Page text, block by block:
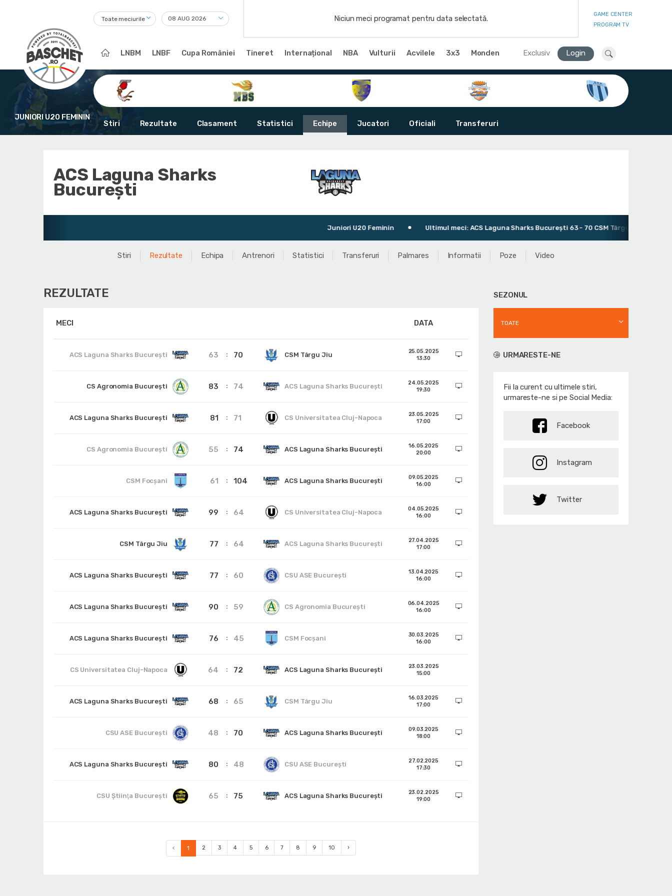
Toate meciurile Niciun meci programat pentru data selectată.
GAME CENTER
PROGRAM TV
LNBM LNBF Cupa României Tineret Internațional NBA Vulturii Acvilele 3x3 Monden Exclusiv Login
JUNIORI U20 FEMININ
Stiri Rezultate Clasament Statistici Echipe Jucatori Oficiali Transferuri
ACS Laguna Sharks
București
Juniori U20 Feminin Ultimul meci: ACS Laguna Sharks București 63 - 70 CSM Târgu Jiu
Stiri Rezultate Echipa Antrenori Statistici Transferuri Palmares Informatii Poze Video
REZULTATE
MECI DATA
ACS Laguna Sharks București 63 70 CSM Târgu Jiu
25.05.2025
13:30
CS Agronomia București 83 74 ACS Laguna Sharks București
24.05.2025
19:30
ACS Laguna Sharks București 81 71 CS Universitatea Cluj-Napoca
23.05.2025
17:00
CS Agronomia București 55 74 ACS Laguna Sharks București
16.05.2025
20:00
CSM Focșani 61 104 ACS Laguna Sharks București
09.05.2025
16:00
ACS Laguna Sharks București 99 64 CS Universitatea Cluj-Napoca
04.05.2025
16:00
CSM Târgu Jiu 77 64 ACS Laguna Sharks București
27.04.2025
17:00
ACS Laguna Sharks București 77 60 CSU ASE București
13.04.2025
16:00
ACS Laguna Sharks București 90 59 CS Agronomia București
06.04.2025
16:00
ACS Laguna Sharks București 76 45 CSM Focșani
30.03.2025
16:00
CS Universitatea Cluj-Napoca 64 72 ACS Laguna Sharks București
23.03.2025
15:00
ACS Laguna Sharks București 68 65 CSM Târgu Jiu
16.03.2025
17:00
CSU ASE București 48 70 ACS Laguna Sharks București
09.03.2025
18:00
ACS Laguna Sharks București 80 48 CSU ASE București
27.02.2025
17:30
CSU Ştiinţa Bucureşti 65 75 ACS Laguna Sharks București
23.02.2025
19:00
‹ 1 2 3 4 5 6 7 8 9 10 ›
SEZONUL
TOATE
URMARESTE-NE
Fii la curent cu ultimele stiri,
urmareste-ne si pe Social Media:
Facebook
Instagram
Twitter